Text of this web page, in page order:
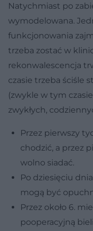
Natychmiast po
wymodelowana.
funkcjonowania
trzeba zostać w
rekonwalescencja
czasie trzeba ściśle
(zwykle w tym
zwykłych,
Przez pierwszy
chodzić, a przez
wolno siadać.
Po dziesięciu
mogą być
Przez około 6.
pooperacyjną